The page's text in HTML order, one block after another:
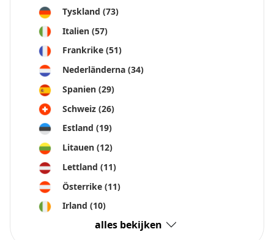
Tyskland (73)
Italien (57)
Frankrike (51)
Nederländerna (34)
Spanien (29)
Schweiz (26)
Estland (19)
Litauen (12)
Lettland (11)
Österrike (11)
Irland (10)
alles bekijken